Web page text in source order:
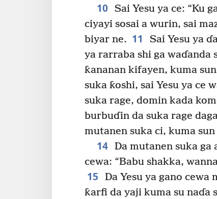
10 Sai Yesu ya ce: “Ku
ciyayi sosai a wurin, sai
biyar ne. 11
Sai Yesu ya
ya rarraba shi ga waɗanda
ƙananan kifayen, kuma
suka ƙoshi, sai Yesu ya ce
suka rage, domin kada
burbuɗin da suka rage
mutanen suka ci, kuma
14 Da mutanen suka ga
cewa: “Babu shakka,
15
Da Yesu ya gano cewa
ƙarfi da yaji kuma su naɗa